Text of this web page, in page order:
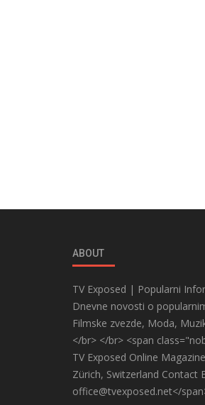
ABOUT
TV Exposed | Popularni
Dnevne novosti o
Filmske zvezde, Moda,
</br> </br> <span
TV Exposed Online
Zürich, Switzerland Contact
office@tvexposed.net</